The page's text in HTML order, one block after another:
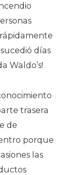
días
Waldo’s!
trasera
de
porque
las